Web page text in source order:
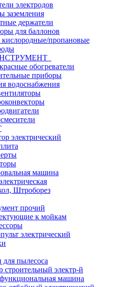
электродов
заземления
держатели
для баллонов
кислородные/пропановые
обогреватели
приборы
водоснабжения
электрический
машина
Штроборез
прочий
к мойкам
электрический
пылесоса
строительный электр-й
машина